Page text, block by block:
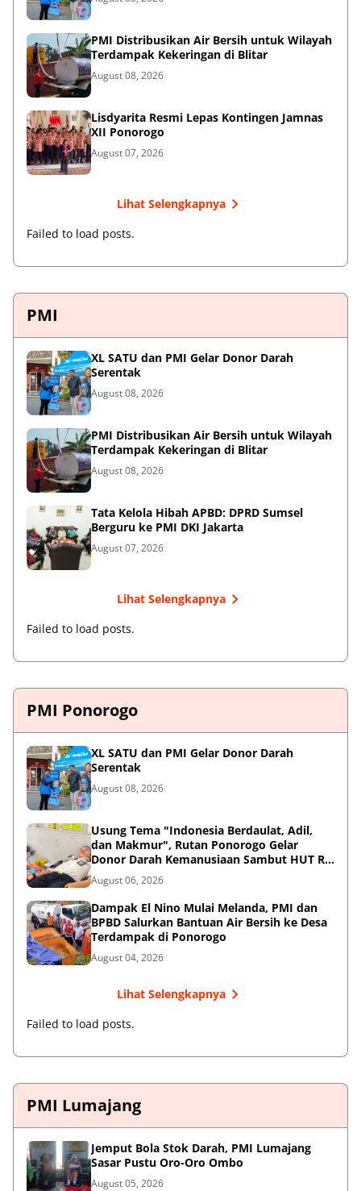
PMI Distribusikan Air Bersih untuk Wilayah
Terdampak Kekeringan di Blitar
August 08, 2026
Lisdyarita Resmi Lepas Kontingen Jamnas
XII Ponorogo
August 07, 2026
Lihat Selengkapnya
Failed to load posts.
PMI
XL SATU dan PMI Gelar Donor Darah
Serentak
August 08, 2026
PMI Distribusikan Air Bersih untuk Wilayah
Terdampak Kekeringan di Blitar
August 08, 2026
Tata Kelola Hibah APBD: DPRD Sumsel
Berguru ke PMI DKI Jakarta
August 07, 2026
Lihat Selengkapnya
Failed to load posts.
PMI Ponorogo
XL SATU dan PMI Gelar Donor Darah
Serentak
August 08, 2026
Usung Tema "Indonesia Berdaulat, Adil,
dan Makmur", Rutan Ponorogo Gelar
Donor Darah Kemanusiaan Sambut HUT RI
ke-81
August 06, 2026
Dampak El Nino Mulai Melanda, PMI dan
BPBD Salurkan Bantuan Air Bersih ke Desa
Terdampak di Ponorogo
August 04, 2026
Lihat Selengkapnya
Failed to load posts.
PMI Lumajang
Jemput Bola Stok Darah, PMI Lumajang
Sasar Pustu Oro-Oro Ombo
August 05, 2026